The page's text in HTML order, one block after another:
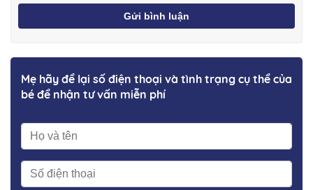
Gửi bình luận
Mẹ hãy để lại số điện thoại và tình trạng cụ thể của
bé để nhận tư vấn miễn phí